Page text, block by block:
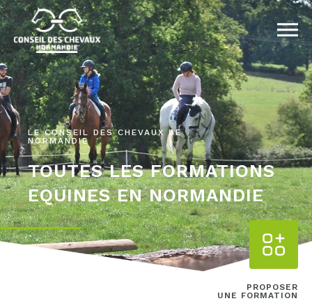
LE CONSEIL DES CHEVAUX DE
NORMANDIE
TOUTES LES FORMATIONS
EQUINES EN NORMANDIE
PROPOSER
UNE FORMATION